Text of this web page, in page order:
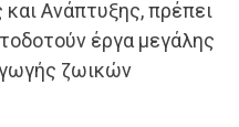
Ανάπτυξης, πρέπει
έργα μεγάλης
ζωικών